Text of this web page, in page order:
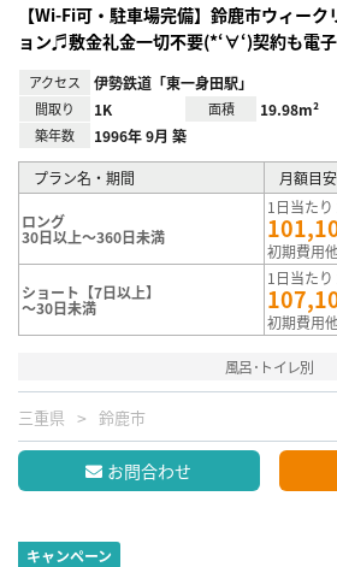
【Wi-Fi可・駐車場完備】鈴鹿市ウィー
ョン♬敷金礼金一切不要(*‘∀‘)契約も電
アクセス 伊勢鉄道「東一身田駅」
間取り 1K 面積 19.98m²
築年数 1996年 9月 築
プラン名・期間 月額目安
ロング
30日以上～360日未満
1日当た
初期費用
ショート【7日以上】
～30日未満
1日当た
初期費用
風呂･トイレ別
三重県 鈴鹿市
お問合わせ
キャンペーン